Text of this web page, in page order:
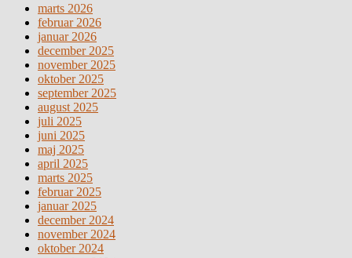
marts 2026
februar 2026
januar 2026
december 2025
november 2025
oktober 2025
september 2025
august 2025
juli 2025
juni 2025
maj 2025
april 2025
marts 2025
februar 2025
januar 2025
december 2024
november 2024
oktober 2024